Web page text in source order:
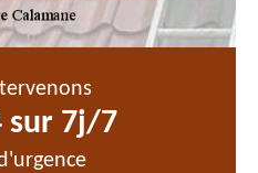
sur 7j/7